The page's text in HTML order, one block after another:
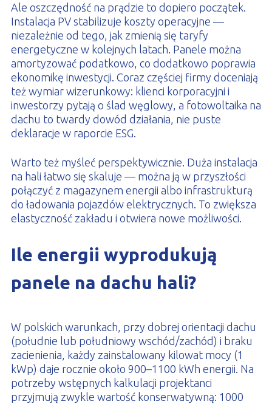
Ale oszczędność na prądzie to dopiero początek.
Instalacja PV stabilizuje koszty operacyjne —
niezależnie od tego, jak zmienią się taryfy
energetyczne w kolejnych latach. Panele można
amortyzować podatkowo, co dodatkowo poprawia
ekonomikę inwestycji. Coraz częściej firmy doceniają
też wymiar wizerunkowy: klienci korporacyjni i
inwestorzy pytają o ślad węglowy, a fotowoltaika na
dachu to twardy dowód działania, nie puste
deklaracje w raporcie ESG.
Warto też myśleć perspektywicznie. Duża instalacja
na hali łatwo się skaluje — można ją w przyszłości
połączyć z magazynem energii albo infrastrukturą
do ładowania pojazdów elektrycznych. To zwiększa
elastyczność zakładu i otwiera nowe możliwości.
Ile energii wyprodukują
panele na dachu hali?
W polskich warunkach, przy dobrej orientacji dachu
(południe lub południowy wschód/zachód) i braku
zacienienia, każdy zainstalowany kilowat mocy (1
kWp) daje rocznie około 900–1100 kWh energii. Na
potrzeby wstępnych kalkulacji projektanci
przyjmują zwykle wartość konserwatywną: 1000